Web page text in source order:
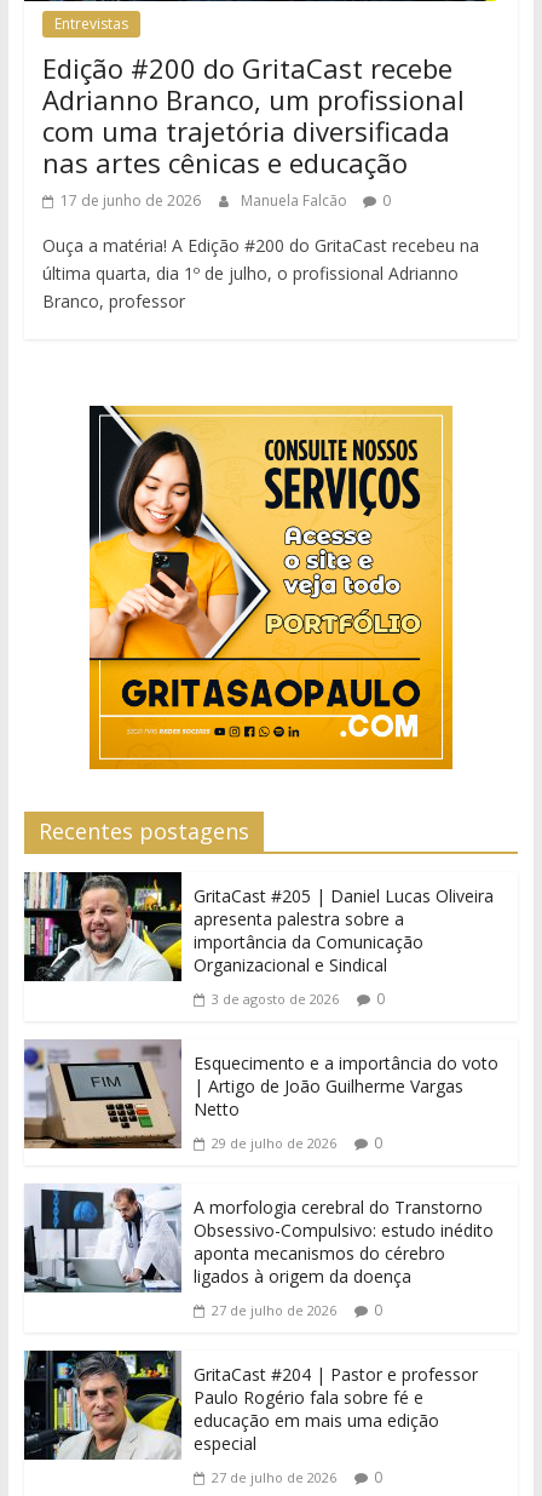
Entrevistas
Edição #200 do GritaCast recebe
Adrianno Branco, um profissional
com uma trajetória diversificada
nas artes cênicas e educação
17 de junho de 2026 Manuela Falcão 0
Ouça a matéria! A Edição #200 do GritaCast recebeu na
última quarta, dia 1º de julho, o profissional Adrianno
Branco, professor
Recentes postagens
GritaCast #205 | Daniel Lucas Oliveira
apresenta palestra sobre a
importância da Comunicação
Organizacional e Sindical
3 de agosto de 2026 0
Esquecimento e a importância do voto
| Artigo de João Guilherme Vargas
Netto
29 de julho de 2026 0
A morfologia cerebral do Transtorno
Obsessivo-Compulsivo: estudo inédito
aponta mecanismos do cérebro
ligados à origem da doença
27 de julho de 2026 0
GritaCast #204 | Pastor e professor
Paulo Rogério fala sobre fé e
educação em mais uma edição
especial
27 de julho de 2026 0